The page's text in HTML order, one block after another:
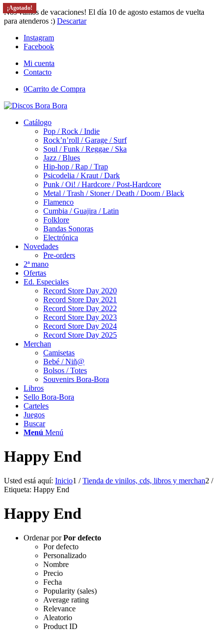
Nos vamos de vacaciones! El día 10 de agosto estamos de vuelta
para atenderos :) Descartar
Instagram
Facebook
Mi cuenta
Contacto
0Carrito de Compra
Catálogo
Pop / Rock / Indie
Rock’n’roll / Garage / Surf
Soul / Funk / Reggae / Ska
Jazz / Blues
Hip-hop / Rap / Trap
Psicodelia / Kraut / Dark
Punk / Oi! / Hardcore / Post-Hardcore
Metal / Trash / Stoner / Death / Doom / Black
Flamenco
Cumbia / Guajira / Latin
Folklore
Bandas Sonoras
Electrónica
Novedades
Pre-orders
2ª mano
Ofertas
Ed. Especiales
Record Store Day 2020
Record Store Day 2021
Record Store Day 2022
Record Store Day 2023
Record Store Day 2024
Record Store Day 2025
Merchan
Camisetas
Bebé / Niñ@
Bolsos / Totes
Souvenirs Bora-Bora
Libros
Sello Bora-Bora
Carteles
Juegos
Buscar
Menú Menú
Happy End
Usted está aquí: Inicio1 / Tienda de vinilos, cds, libros y merchan2 /
Etiqueta: Happy End
Happy End
Ordenar porPor defecto
Por defecto
Personalizado
Nombre
Precio
Fecha
Popularity (sales)
Average rating
Relevance
Aleatorio
Product ID
¡Agotado!